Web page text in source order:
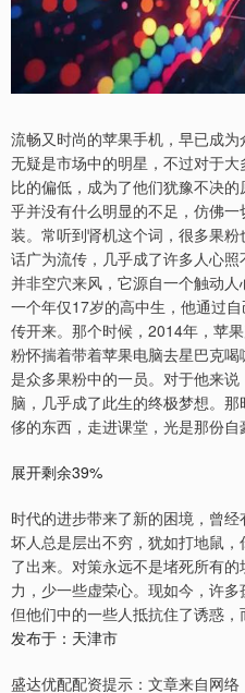
流畅又时尚的苹果手机，早已成
无疑是市场中的明星，不过对于
比的偏低，成为了他们犹豫不决
乎并没有什么明显的不足，仿佛
装。常听到肾机这个词，很多果
话广为流传，几乎成了许多人心
并非空穴来风，它源自一个触动
一个年仅17岁的高中生，他通过
传开来。那个时候，2014年，苹
粉怀揣着带着苹果电脑去星巴克
是众多果粉中的一员。对于他来
脑，几乎成了此生的终极梦想。
侈的东西，走进课堂，光是那份自
展开剩余39%
时代的进步带来了新的困境，曾经
坏人总是层出不穷，犹如打地鼠
了出来。对策永远不是堵死所有
力，少一些虚荣心。现如今，许
但他们中的一些人抵抗住了诱惑，
发布于：天津市
盛达优配配资提示：文章来自网络